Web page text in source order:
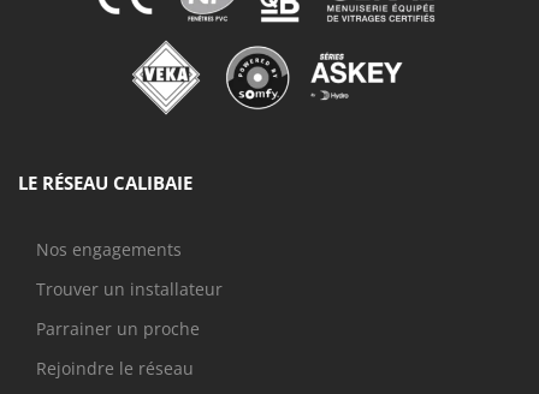
LE RÉSEAU CALIBAIE
Nos engagements
Trouver un installateur
Parrainer un proche
Rejoindre le réseau